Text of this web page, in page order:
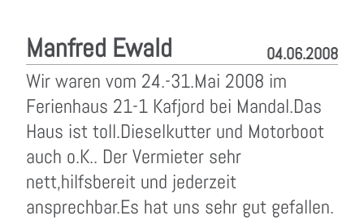
Manfred Ewald 04.06.2008
Wir waren vom 24.-31.Mai 2008 im
Ferienhaus 21-1 Kafjord bei Mandal.Das
Haus ist toll.Dieselkutter und Motorboot
auch o.K.. Der Vermieter sehr
nett,hilfsbereit und jederzeit
ansprechbar.Es hat uns sehr gut gefallen.